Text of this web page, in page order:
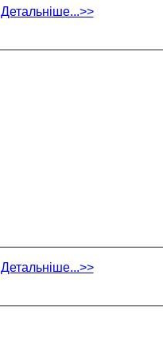
Детальніше...>>
Детальніше...>>